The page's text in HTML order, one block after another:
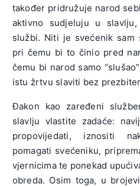
također pridružuje narod
aktivno sudjeluju u
službi. Niti je svećenik
pri čemu bi to činio pred
čemu bi narod samo
istu žrtvu slaviti bez
Đakon kao zaređeni
slavlju vlastite zadaće:
propovijedati, iznositi
pomagati svećeniku,
vjernicima te ponekad
obreda. Osim toga, u